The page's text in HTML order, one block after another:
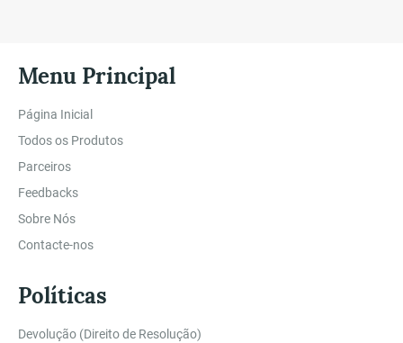
Menu Principal
Página Inicial
Todos os Produtos
Parceiros
Feedbacks
Sobre Nós
Contacte-nos
Políticas
Devolução (Direito de Resolução)